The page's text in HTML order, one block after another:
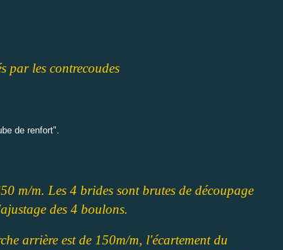
par les contrecoudes
de renfort".
m/m. Les 4 brides sont brutes de découpage
des 4 boulons.
arrière est de 150m/m, l'écartement du